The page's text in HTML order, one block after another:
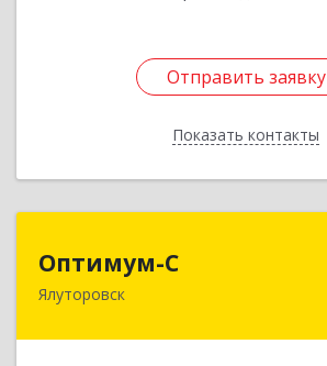
Отправить заявку
Показать контакты
Отправить заявку
Назад
Оптимум-С
Ялуторовск